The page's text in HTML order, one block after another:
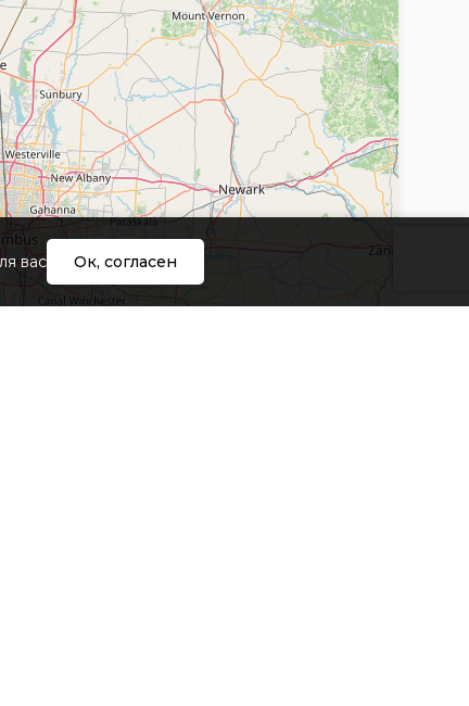
вас Ок, согласен